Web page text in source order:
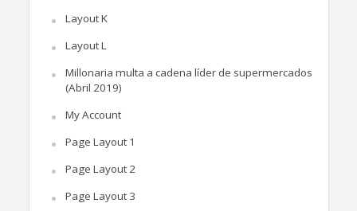
Layout K
Layout L
Millonaria multa a cadena líder de supermercados
(Abril 2019)
My Account
Page Layout 1
Page Layout 2
Page Layout 3